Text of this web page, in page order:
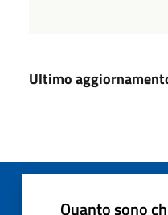
Ultimo
Quanto sono